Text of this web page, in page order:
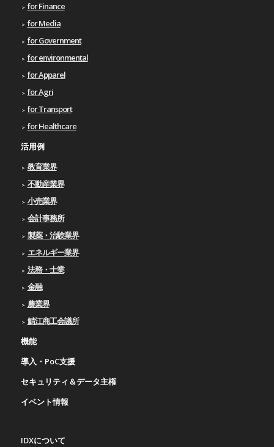
for Finance
for Media
for Government
for environmental
for Apparel
for Agri
for Transport
for Healthcare
活用例
教育業界
不動産業界
小売業界
会計事務所
製薬・治験業界
エネルギー業界
法務・士業
金融
農業界
鯖江商工会議所
機能
導入・PoC支援
セキュリティ＆データ主権
イベント情報
IDXについて